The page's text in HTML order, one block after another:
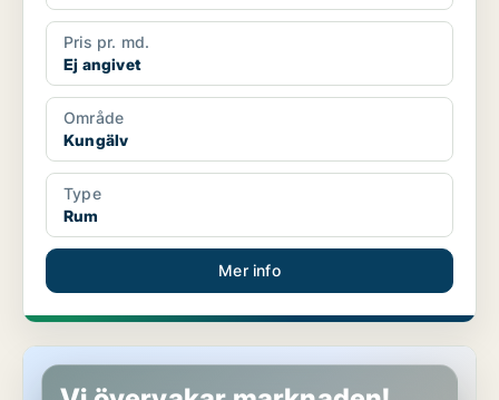
Pris pr. md.
Ej angivet
Område
Kungälv
Type
Rum
Mer info
Lägenhet i Kungälv